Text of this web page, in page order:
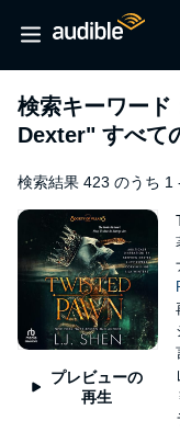
検索キーワード
Dexter" すべて
検索結果 423 のうち 1
プレビューの
再生